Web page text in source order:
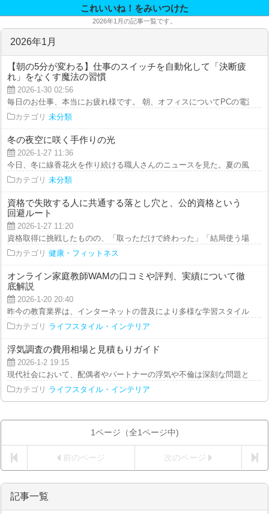
これいいね！をみいつけた
2026年1月の記事一覧です。
2026年1月
【朝の5分が変わる】仕事のスイッチを自動化して「決断疲
れ」をなくす魔法の習慣
2026-1-30 02:56
毎日のお仕事、本当にお疲れ様です。 朝、オフィスについてPCの電源を
カテゴリ 未分類
冬の夜空に咲く手作りの光
2026-1-27 11:36
今日、冬に線香花火を作り続ける職人さんのニュースを見た。夏の風物詩
カテゴリ 未分類
資格で失敗する人に共通する落とし穴と、公的資格という
回避ルート
2026-1-27 11:20
資格取得に挑戦したものの、「取っただけで終わった」「結局使う場面が
カテゴリ 健康・フィットネス
オンライン家庭教師WAMの口コミや評判、実績について徹
底解説
2026-1-20 20:40
昨今の教育業界は、インターネットの普及により多様な学習スタイルが登
カテゴリ ライフスタイル・インテリア
浮気調査の費用相場と見積もりガイド
2026-1-2 19:15
現代社会において、配偶者やパートナーの浮気や不倫は深刻な問題となっ
カテゴリ ライフスタイル・インテリア
1ページ（全1ページ中)
前のページ 次のページ
記事一覧